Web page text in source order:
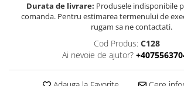
Durata de livrare: Produsele indisponibile
comanda. Pentru estimarea termenului de
rugam sa ne contactati.
Cod Produs: C128
Ai nevoie de ajutor?